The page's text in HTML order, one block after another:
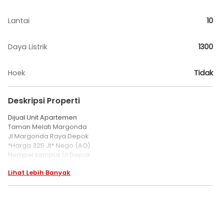
Lantai 10
Daya Listrik 1300
Hoek Tidak
Deskripsi Properti
Dijual Unit Apartemen
Taman Melati Margonda
Jl.Margonda Raya Depok
*Harga 325 Jt* Nego (AO)
Nempel kampus UI Depok
Tipe Studio
Lihat Lebih Banyak